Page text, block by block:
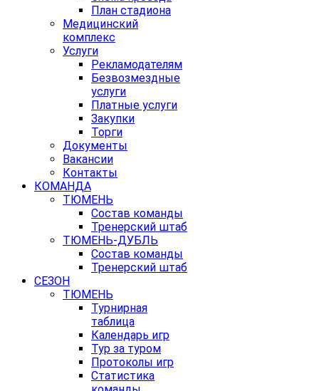
План стадиона
Медицинский
комплекс
Услуги
Рекламодателям
Безвозмездные
услуги
Платные услуги
Закупки
Торги
Документы
Вакансии
Контакты
КОМАНДА
ТЮМЕНЬ
Состав команды
Тренерский штаб
ТЮМЕНЬ-ДУБЛЬ
Состав команды
Тренерский штаб
СЕЗОН
ТЮМЕНЬ
Турнирная
таблица
Календарь игр
Тур за туром
Протоколы игр
Статистика